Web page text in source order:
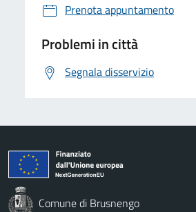
Prenota appuntamento
Problemi in città
Segnala disservizio
Comune di Brusnengo